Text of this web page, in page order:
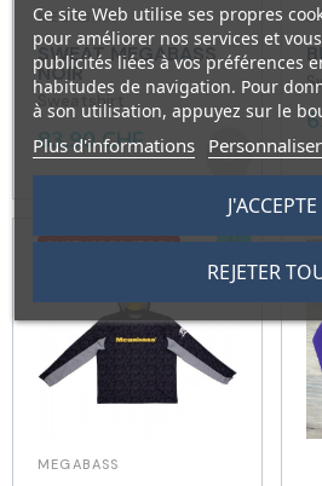
MEGABASS
SWEAT MEGABASS
NOIR
Sweatshirt
83,90 CHF
MEGABASS
RUPTURE DE STOCK
Ce site Web utilise ses propres
pour améliorer nos services et
publicités liées à vos préférences
habitudes de navigation. Pour
à son utilisation, appuyez sur le
Plus d'informations
REJETER
J'ACCEPTE